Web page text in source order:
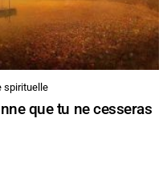
spirituelle
que tu ne cesseras